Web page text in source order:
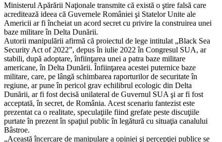
Ministerul Apărării Naţionale transmite că există o ştire falsă care
acreditează ideea că Guvernele României şi Statelor Unite ale
Americii ar fi încheiat un acord secret cu privire la construirea unei
baze militare în Delta Dunării.
Autorii manipulării afirmă că proiectul de lege intitulat „Black Sea
Security Act of 2022”, depus în iulie 2022 în Congresul SUA, ar
stabili, după adoptare, înfiinţarea unei a patra baze militare
americane, în Delta Dunării. Înfiinţarea acestei puternice baze
militare, care, pe lângă schimbarea raporturilor de securitate în
regiune, ar pune în pericol grav echilibrul ecologic din Delta
Dunării, ar fi fost decisă unilateral de Guvernul SUA şi ar fi fost
acceptată, în secret, de România. Acest scenariu fantezist este
prezentat ca o realitate, speculaţiile fiind grefate peste discuţiile
purtate în prezent în spaţiul public în legătură cu situaţia canalului
Bâstroe.
„Această încercare de manipulare a opiniei şi percepţiei publice se